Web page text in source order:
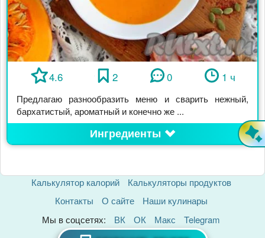
4.6 2 0 1 ч
Предлагаю разнообразить меню и сварить нежный,
бархатистый, ароматный и конечно же ...
Ингредиенты
Калькулятор калорий
Калькуляторы продуктов
Контакты
О сайте
Наши кулинары
Мы в соцсетях:
ВК ОК Макс Telegram